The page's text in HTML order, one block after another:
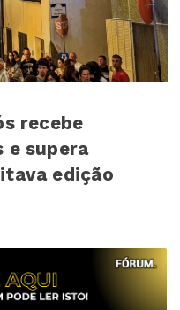
recebe
e supera
edição